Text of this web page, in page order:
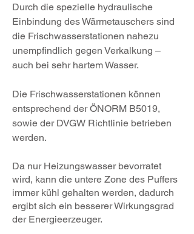
Durch die spezielle hydraulische
Einbindung des Wärmetauschers sind
die Frischwasserstationen nahezu
unempfindlich gegen Verkalkung –
auch bei sehr hartem Wasser.
Die Frischwasserstationen können
entsprechend der ÖNORM B5019,
sowie der DVGW Richtlinie betrieben
werden.
Da nur Heizungswasser bevorratet
wird, kann die untere Zone des Puffers
immer kühl gehalten werden, dadurch
ergibt sich ein besserer Wirkungsgrad
der Energieerzeuger.